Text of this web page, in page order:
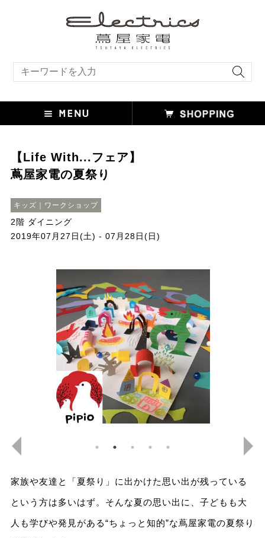
【Life With...フェア】
蔦屋家電の夏祭り
キッズ｜ワークショップ
2階 ダイニング
2019年07月27日(土) - 07月28日(日)
家族や友達と「夏祭り」に出かけた思い出が残っている
という方は多いはず。そんな夏の思い出に、子どもも大
人も学びや発見がある“ちょっと知的”な蔦屋家電の夏祭り